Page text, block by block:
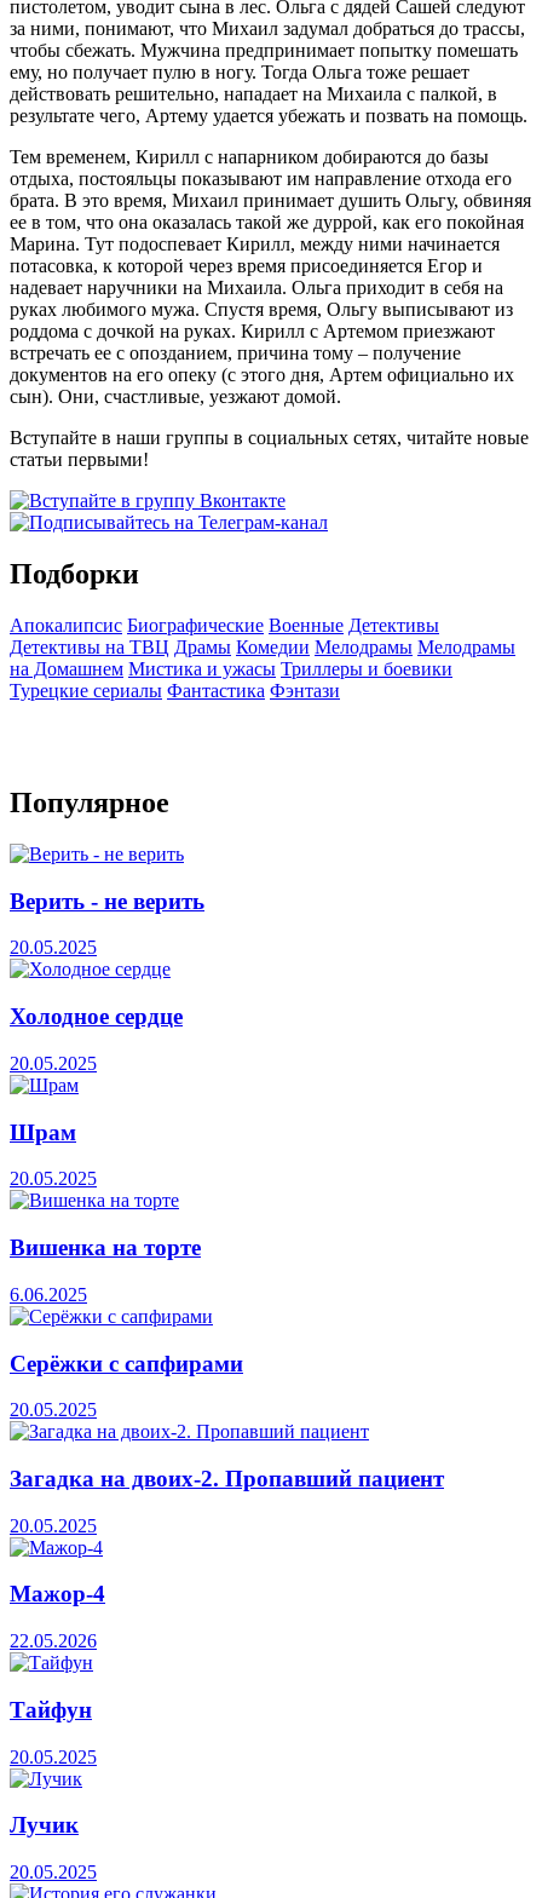
пистолетом, уводит сына в лес. Ольга с дядей Сашей следуют
за ними, понимают, что Михаил задумал добраться до трассы,
чтобы сбежать. Мужчина предпринимает попытку помешать
ему, но получает пулю в ногу. Тогда Ольга тоже решает
действовать решительно, нападает на Михаила с палкой, в
результате чего, Артему удается убежать и позвать на помощь.
Тем временем, Кирилл с напарником добираются до базы
отдыха, постояльцы показывают им направление отхода его
брата. В это время, Михаил принимает душить Ольгу, обвиняя
ее в том, что она оказалась такой же дуррой, как его покойная
Марина. Тут подоспевает Кирилл, между ними начинается
потасовка, к которой через время присоединяется Егор и
надевает наручники на Михаила. Ольга приходит в себя на
руках любимого мужа. Спустя время, Ольгу выписывают из
роддома с дочкой на руках. Кирилл с Артемом приезжают
встречать ее с опозданием, причина тому – получение
документов на его опеку (с этого дня, Артем официально их
сын). Они, счастливые, уезжают домой.
Вступайте в наши группы в социальных сетях, читайте новые
статьи первыми!
Подборки
Апокалипсис Биографические Военные Детективы
Детективы на ТВЦ Драмы Комедии Мелодрамы Мелодрамы
на Домашнем Мистика и ужасы Триллеры и боевики
Турецкие сериалы Фантастика Фэнтази
Популярное
Верить - не верить
20.05.2025
Холодное сердце
20.05.2025
Шрам
20.05.2025
Вишенка на торте
6.06.2025
Серёжки с сапфирами
20.05.2025
Загадка на двоих-2. Пропавший пациент
20.05.2025
Мажор-4
22.05.2026
Тайфун
20.05.2025
Лучик
20.05.2025